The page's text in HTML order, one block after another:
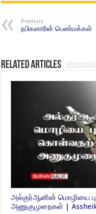
Previous
நபிகளாரின் பெண்மக்கள்
Related Articles
அல்குர்ஆனின் மொழியை
அணுகுமுறைகள் |